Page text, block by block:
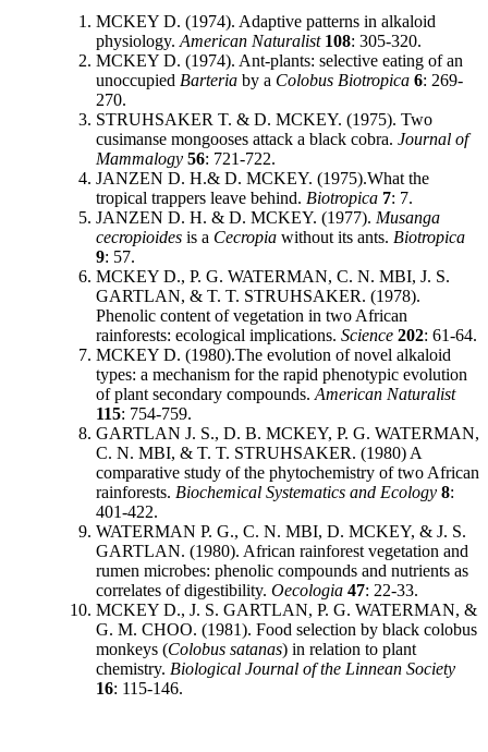
MCKEY D. (1974). Adaptive patterns in alkaloid
physiology. American Naturalist 108: 305-320.
MCKEY D. (1974). Ant-plants: selective eating of an
unoccupied Barteria by a Colobus Biotropica 6: 269-
270.
STRUHSAKER T. & D. MCKEY. (1975). Two
cusimanse mongooses attack a black cobra. Journal of
Mammalogy 56: 721-722.
JANZEN D. H.& D. MCKEY. (1975).What the
tropical trappers leave behind. Biotropica 7: 7.
JANZEN D. H. & D. MCKEY. (1977). Musanga
cecropioides is a Cecropia without its ants. Biotropica
9: 57.
MCKEY D., P. G. WATERMAN, C. N. MBI, J. S.
GARTLAN, & T. T. STRUHSAKER. (1978).
Phenolic content of vegetation in two African
rainforests: ecological implications. Science 202: 61-64.
MCKEY D. (1980).The evolution of novel alkaloid
types: a mechanism for the rapid phenotypic evolution
of plant secondary compounds. American Naturalist
115: 754-759.
GARTLAN J. S., D. B. MCKEY, P. G. WATERMAN,
C. N. MBI, & T. T. STRUHSAKER. (1980) A
comparative study of the phytochemistry of two African
rainforests. Biochemical Systematics and Ecology 8:
401-422.
WATERMAN P. G., C. N. MBI, D. MCKEY, & J. S.
GARTLAN. (1980). African rainforest vegetation and
rumen microbes: phenolic compounds and nutrients as
correlates of digestibility. Oecologia 47: 22-33.
MCKEY D., J. S. GARTLAN, P. G. WATERMAN, &
G. M. CHOO. (1981). Food selection by black colobus
monkeys (Colobus satanas) in relation to plant
chemistry. Biological Journal of the Linnean Society
16: 115-146.